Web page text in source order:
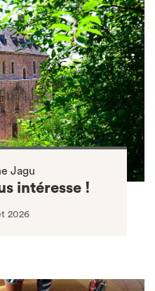
Jagu
intéresse !
2026